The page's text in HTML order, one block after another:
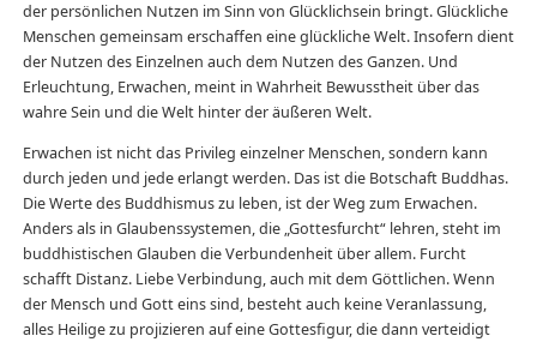
der persönlichen Nutzen im Sinn von Glücklichsein bringt. Glückliche
Menschen gemeinsam erschaffen eine glückliche Welt. Insofern dient
der Nutzen des Einzelnen auch dem Nutzen des Ganzen. Und
Erleuchtung, Erwachen, meint in Wahrheit Bewusstheit über das
wahre Sein und die Welt hinter der äußeren Welt.
Erwachen ist nicht das Privileg einzelner Menschen, sondern kann
durch jeden und jede erlangt werden. Das ist die Botschaft Buddhas.
Die Werte des Buddhismus zu leben, ist der Weg zum Erwachen.
Anders als in Glaubenssystemen, die „Gottesfurcht“ lehren, steht im
buddhistischen Glauben die Verbundenheit über allem. Furcht
schafft Distanz. Liebe Verbindung, auch mit dem Göttlichen. Wenn
der Mensch und Gott eins sind, besteht auch keine Veranlassung,
alles Heilige zu projizieren auf eine Gottesfigur, die dann verteidigt